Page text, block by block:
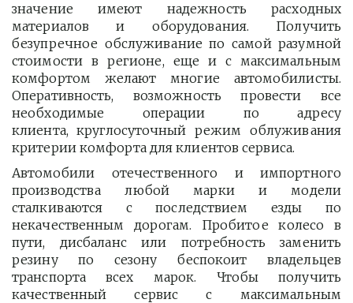
значение имеют надежность расходных
материалов и оборудования. Получить
безупречное обслуживание по самой разумной
стоимости в регионе, еще и с максимальным
комфортом желают многие автомобилисты.
Оперативность, возможность провести все
необходимые операции по адресу
клиента, круглосуточный режим облуживания
критерии комфорта для клиентов сервиса.
Автомобили отечественного и импортного
производства любой марки и модели
сталкиваются с последствием езды по
некачественным дорогам. Пробитое колесо в
пути, дисбаланс или потребность заменить
резину по сезону беспокоит владельцев
транспорта всех марок. Чтобы получить
качественный сервис с максимальным